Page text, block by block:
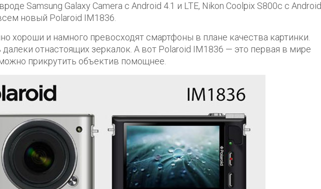
Samsung Galaxy Camera с Android 4.1 и LTE, Nikon Coolpix S800c с Android
новый Polaroid IM1836.
хороши и намного превосходят смартфоны в плане качества картинки.
отнастоящих зеркалок. А вот Polaroid IM1836 — это первая в мире
прикрутить объектив помощнее.